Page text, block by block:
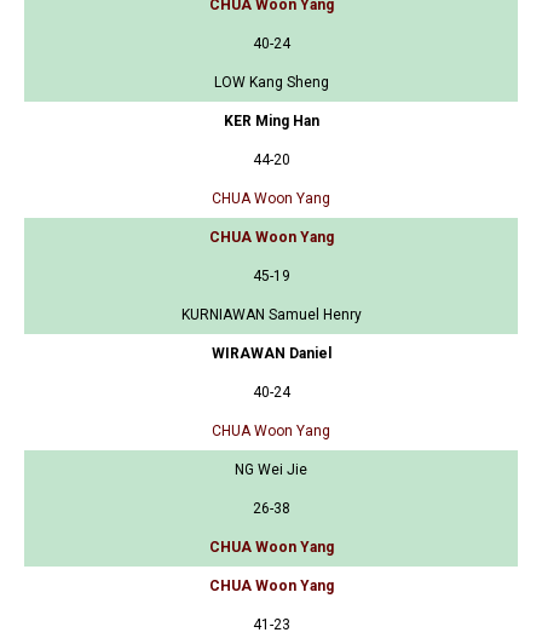
CHUA Woon Yang
40-24
LOW Kang Sheng
KER Ming Han
44-20
CHUA Woon Yang
CHUA Woon Yang
45-19
KURNIAWAN Samuel Henry
WIRAWAN Daniel
40-24
CHUA Woon Yang
NG Wei Jie
26-38
CHUA Woon Yang
CHUA Woon Yang
41-23